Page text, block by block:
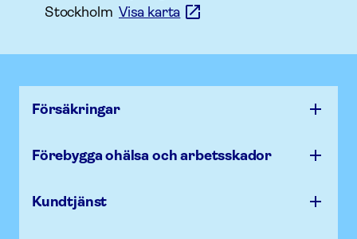
StockholmVisa karta
Försäk­ringar
Förebygga ohälsa och arbets­skador
Kundtjänst